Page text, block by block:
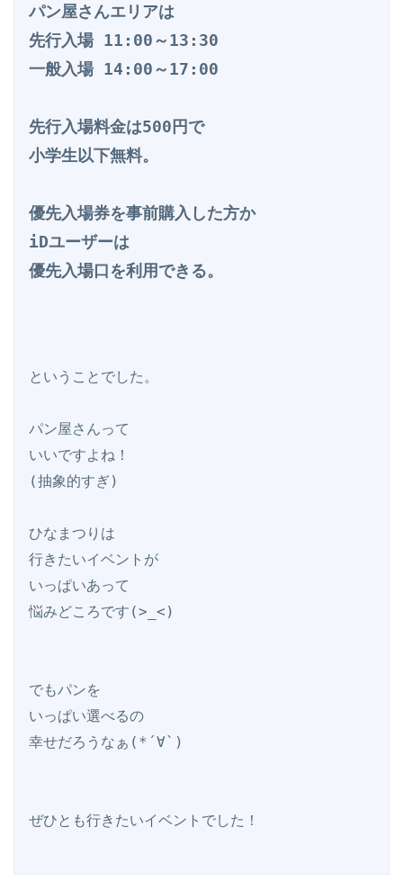
パン屋さんエリアは
先行入場 11:00～13:30
一般入場 14:00～17:00
先行入場料金は500円で
小学生以下無料。
優先入場券を事前購入した方か
iDユーザーは
優先入場口を利用できる。
ということでした。
パン屋さんって
いいですよね！
(抽象的すぎ)
ひなまつりは
行きたいイベントが
いっぱいあって
悩みどころです(>_<)
でもパンを
いっぱい選べるの
幸せだろうなぁ(*´∀`)